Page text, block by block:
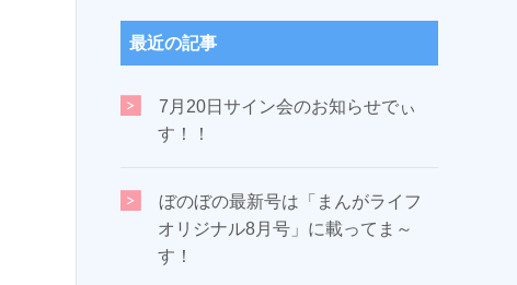
最近の記事
7月20日サイン会のお知らせでぃ
す！！
ぼのぼの最新号は「まんがライフ
オリジナル8月号」に載ってま～
す！